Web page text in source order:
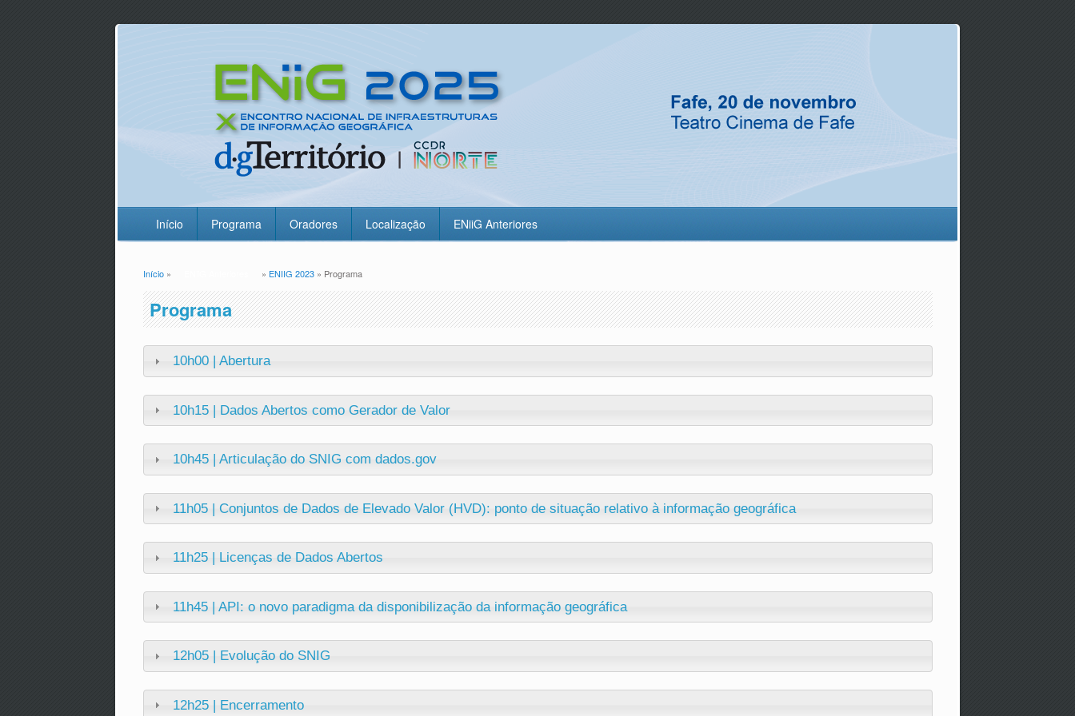
Início Programa Oradores Localização ENiiG Anteriores
Está aqui
Início» » ENIIG 2023 » Programa
Programa
10h00 | Abertura
10h15 | Dados Abertos como Gerador de Valor
10h45 | Articulação do SNIG com dados.gov
11h05 | Conjuntos de Dados de Elevado Valor (HVD): ponto de situação relativo à informação geográfica
11h25 | Licenças de Dados Abertos
11h45 | API: o novo paradigma da disponibilização da informação geográfica
12h05 | Evolução do SNIG
12h25 | Encerramento